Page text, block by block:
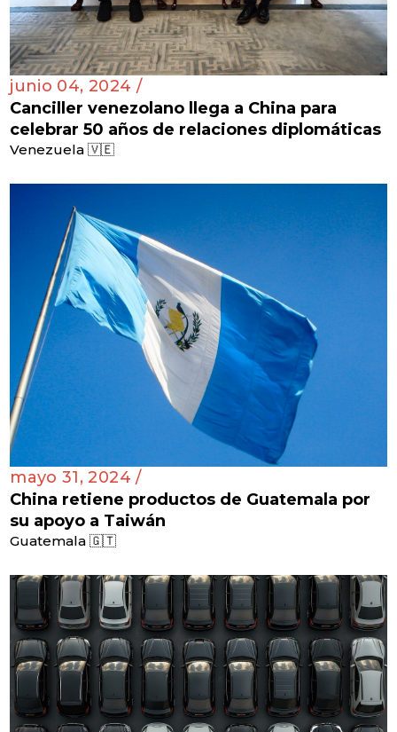
junio 04, 2024 /
Canciller venezolano llega a China para
celebrar 50 años de relaciones diplomáticas
Venezuela 🇻🇪
mayo 31, 2024 /
China retiene productos de Guatemala por
su apoyo a Taiwán
Guatemala 🇬🇹